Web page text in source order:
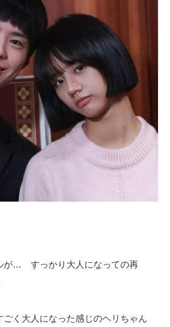
が… すっかり大人になっての再
く大人になった感じのヘリちゃん